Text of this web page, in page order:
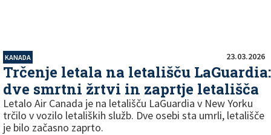
KANADA 23.03.2026
Trčenje letala na letališču LaGuardia:
dve smrtni žrtvi in zaprtje letališča
Letalo Air Canada je na letališču LaGuardia v New Yorku
trčilo v vozilo letaliških služb. Dve osebi sta umrli, letališče
je bilo začasno zaprto.